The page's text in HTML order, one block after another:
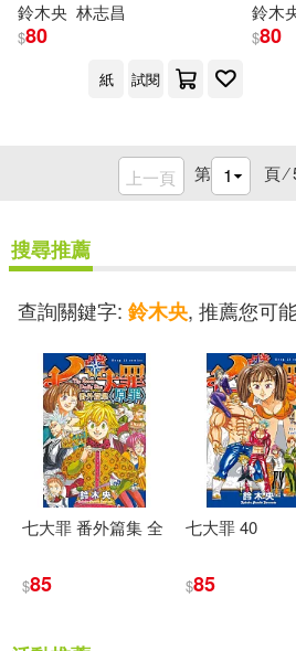
鈴木央 林志昌
$80
紙 試閱
鈴木
$80
上一頁 第 頁 ⁄
搜尋推薦
查詢關鍵字: 鈴木央, 推薦您可
七大罪 番外篇集 全
$85
七大罪 40
$85